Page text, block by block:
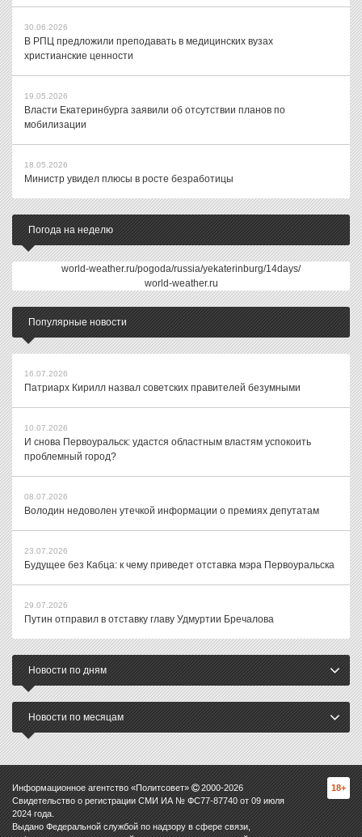
30.06.2026
В РПЦ предложили преподавать в медицинских вузах
христианские ценности
19.05.2026
Власти Екатеринбурга заявили об отсутствии планов по
мобилизации
18.05.2026
Министр увидел плюсы в росте безработицы
Погода на неделю
world-weather.ru/pogoda/russia/yekaterinburg/14days/
world-weather.ru
Популярные новости
16.07.2026
Патриарх Кирилл назвал советских правителей безумными
10.07.2026
И снова Первоуральск: удастся областным властям успокоить
проблемный город?
08.07.2026
Володин недоволен утечкой информации о премиях депутатам
23.07.2026
Будущее без Кабца: к чему приведет отставка мэра Первоуральска
29.07.2026
Путин отправил в отставку главу Удмуртии Бречалова
Новости по дням
Новости по месяцам
Информационное агентство «Политсовет» 2000-2026
Свидетельство о регистрации СМИ ИА № ФС77-87740 от 09 июля
2024 года.
Выдано Федеральной службой по надзору в сфере связи,
18+